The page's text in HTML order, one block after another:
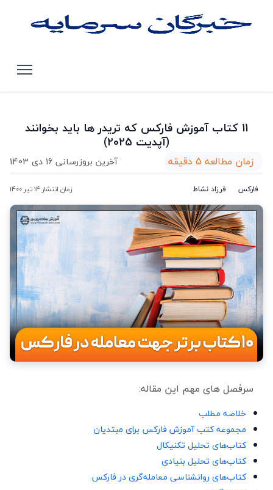
11 کتاب آموزش فارکس که تریدر ها باید بخوانند
(آپدیت 2025)
زمان مطالعه 5 دقیقه آخرین بروزرسانی 16 دی 1403
فارکس فرزاد نشاط زمان انتشار 14 تیر 1400
سرفصل های مهم این مقاله:
خلاصه مطلب
مجموعه کتب آموزش فارکس برای مبتدیان
کتاب‌های تحلیل تکنیکال
کتاب‌های تحلیل بنیادی
کتاب‌های روانشناسی معامله‌گری در فارکس